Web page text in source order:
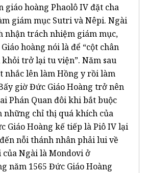
giáo hoàng Phaolô IV đặt cha
giám mục Sutri và Nêpi. Ngài
nhận trách nhiệm giám mục,
hoàng nói là để “cột chân
trở lại tu viện”. Năm sau
nhắc lên làm Hồng y rồi làm
giờ Đức Giáo Hoàng trở nên
Phán Quan đôi khi bắt buộc
những chỉ thị quá khích của
Giáo Hoàng kế tiếp là Piô IV lại
nỗi thánh nhân phải lui về
Ngài là Mondovi ở
năm 1565 Đức Giáo Hoàng